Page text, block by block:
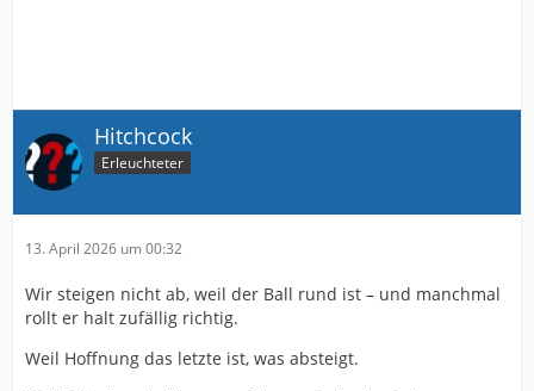
Hitchcock
Erleuchteter
13. April 2026 um 00:32
Wir steigen nicht ab, weil der Ball rund ist – und manchmal
rollt er halt zufällig richtig.
Weil Hoffnung das letzte ist, was absteigt.